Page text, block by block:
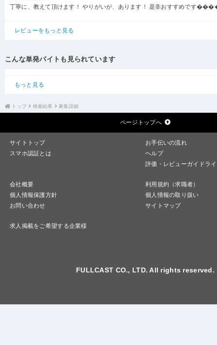
丁寧に、教えて頂けます！ やりがいが、あります！ 是非おすすめです
レビューをもっと見る
こんな単発バイトも見られています
もっと見る
トップ 検索結果 募集詳細
ページトップへ
サイトトップ
お手伝いの流れ
スマホ認証とは
ヘルプ
評価・レビューガイドラ
会社概要
利用規約（求職者）
個人情報保護方針
個人情報の取り扱い
お問い合わせ
サイトマップ
求人掲載をご希望する企業様
FULLCAST CO., LTD. All rights reserved.